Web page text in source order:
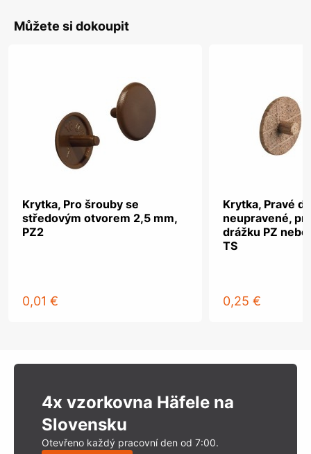
Můžete si dokoupit
Krytka, Pro šrouby se
středovým otvorem 2,5 mm,
PZ2
0,01 €
Krytka, Pravé
neupravené,
drážku PZ
TS
0,25 €
4x vzorkovna Häfele na
Slovensku
Otevřeno každý pracovní den od 7:00.